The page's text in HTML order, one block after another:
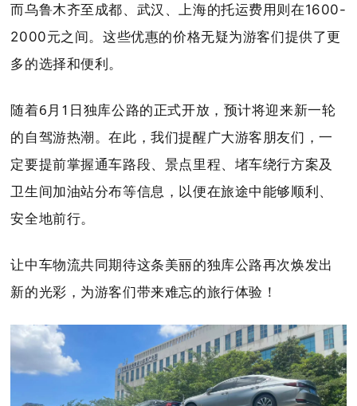
而乌鲁木齐至成都、武汉、上海的托运费用则在1600-
2000元之间。这些优惠的价格无疑为游客们提供了更
多的选择和便利。
随着6月1日独库公路的正式开放，预计将迎来新一轮
的自驾游热潮。在此，我们提醒广大游客朋友们，一
定要提前掌握通车路段、景点里程、堵车绕行方案及
卫生间加油站分布等信息，以便在旅途中能够顺利、
安全地前行。
让中车物流共同期待这条美丽的独库公路再次焕发出
新的光彩，为游客们带来难忘的旅行体验！